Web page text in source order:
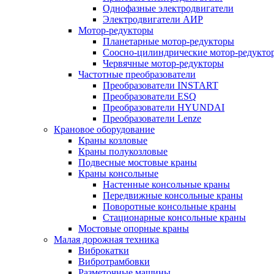
Однофазные электродвигатели
Электродвигатели АИР
Мотор-редукторы
Планетарные мотор-редукторы
Соосно-цилиндрические мотор-
Червячные мотор-редукторы
Частотные преобразователи
Преобразователи INSTART
Преобразователи ESQ
Преобразователи HYUNDAI
Преобразователи Lenze
Крановое оборудование
Краны козловые
Краны полукозловые
Подвесные мостовые краны
Краны консольные
Настенные консольные краны
Передвижные консольные краны
Поворотные консольные краны
Стационарные консольные краны
Мостовые опорные краны
Малая дорожная техника
Виброкатки
Вибротрамбовки